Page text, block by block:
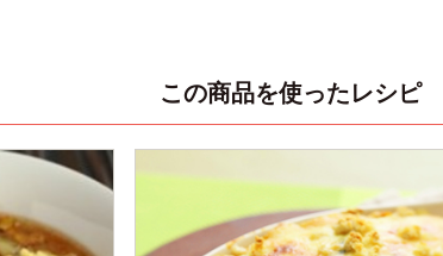
この商品を使ったレシピ